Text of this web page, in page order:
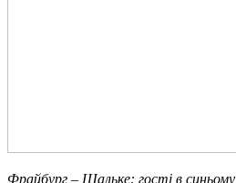
Фрайбург – Шальке: гості в синьому